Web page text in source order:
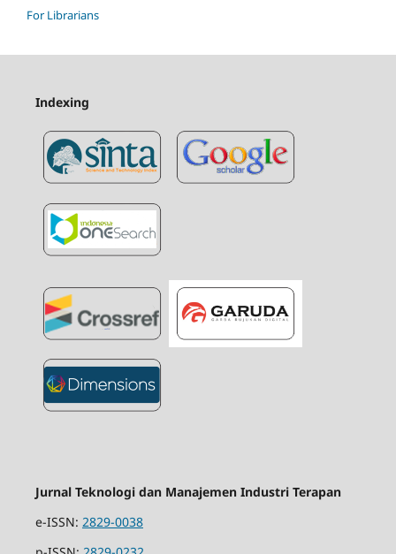
For Librarians
Indexing
Jurnal Teknologi dan Manajemen Industri Terapan
e-ISSN: 2829-0038